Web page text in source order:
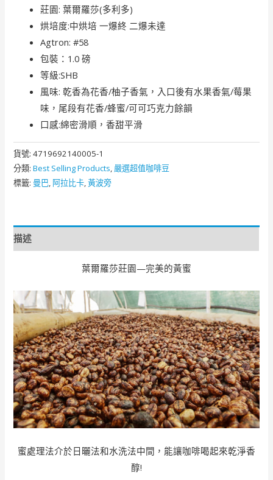
莊園: 葉爾羅莎(多利多)
烘培度:中烘培 一爆終 二爆未達
Agtron: #58
包裝：1.0 磅
等級:SHB
風味: 乾香為花香/柚子香氣，入口後有水果香氣/莓果
味，尾段有花香/蜂蜜/可可巧克力餘韻
口感:綿密滑順，香甜平滑
貨號:4719692140005-1
分類:Best Selling Products​​, 嚴選超值咖啡豆
標籤: 曼巴, 阿拉比卡,黃波旁
描述
葉爾羅莎莊園—完美的黃蜜
蜜處理法介於日曬法和水洗法中間，能讓咖啡喝起來乾淨香
醇!